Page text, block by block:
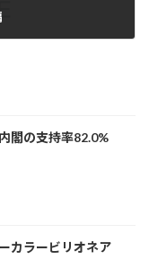
閣の支持率82.0%
カラービリオネア